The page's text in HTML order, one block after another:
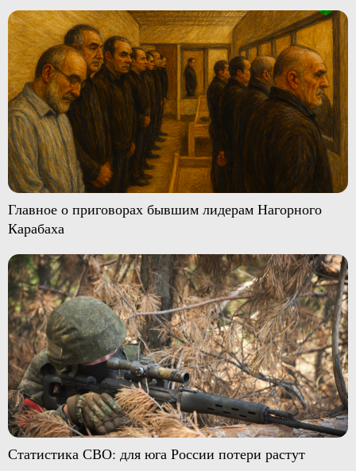
Главное о приговорах бывшим лидерам Нагорного
Карабаха
Статистика СВО: для юга России потери растут